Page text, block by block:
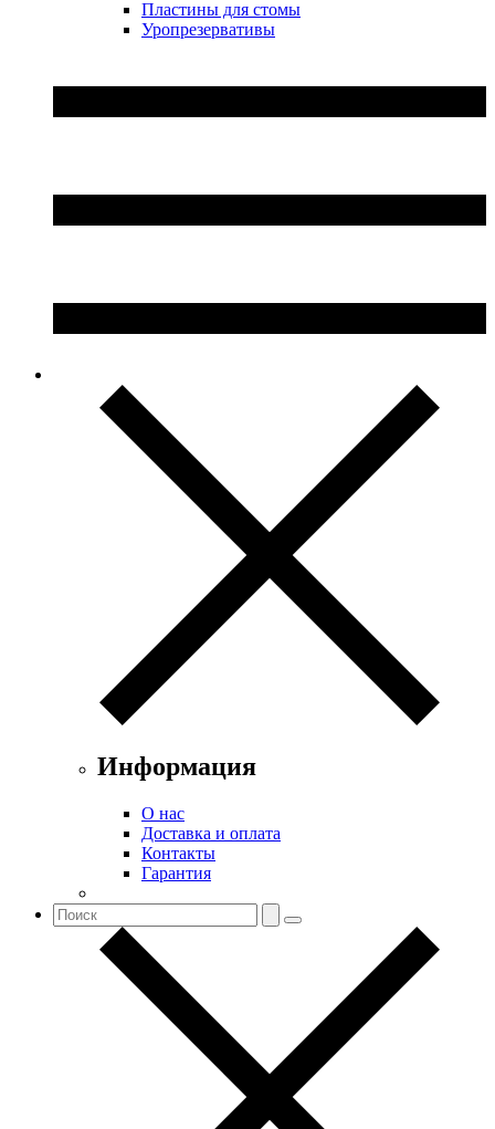
Пластины для стомы
Уропрезервативы
Информация
О нас
Доставка и оплата
Контакты
Гарантия